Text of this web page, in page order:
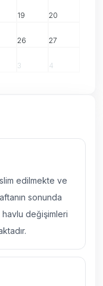
19 20
26 27
3 4
edilmekte ve
sonunda
havlu değişimleri